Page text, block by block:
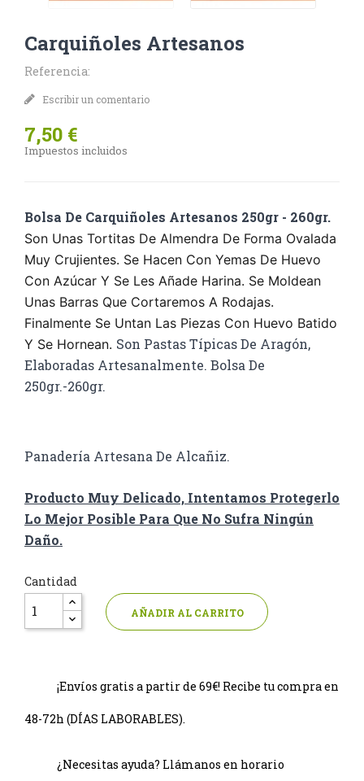
Carquiñoles Artesanos
Referencia:
Escribir un comentario
7,50 €
Impuestos incluidos
Bolsa De Carquiñoles Artesanos 250gr - 260gr.
Son Unas Tortitas De Almendra De Forma Ovalada
Muy Crujientes. Se Hacen Con Yemas De Huevo
Con Azúcar Y Se Les Añade Harina. Se Moldean
Unas Barras Que Cortaremos A Rodajas.
Finalmente Se Untan Las Piezas Con Huevo Batido
Y Se Hornean. Son Pastas Típicas De Aragón,
Elaboradas Artesanalmente. Bolsa De
250gr.-260gr.
Panadería Artesana De Alcañiz.
Producto Muy Delicado, Intentamos Protegerlo
Lo Mejor Posible Para Que No Sufra Ningún
Daño.
Cantidad
AÑADIR AL CARRITO
¡Envíos gratis a partir de 69€! Recibe tu compra en
48-72h (DÍAS LABORABLES).
¿Necesitas ayuda? Llámanos en horario